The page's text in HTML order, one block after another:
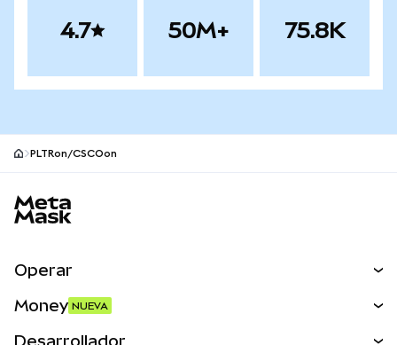
4.7 50M+ 75.8K
PLTRon/CSCOon
Operar
Money NUEVA
Desarrollador